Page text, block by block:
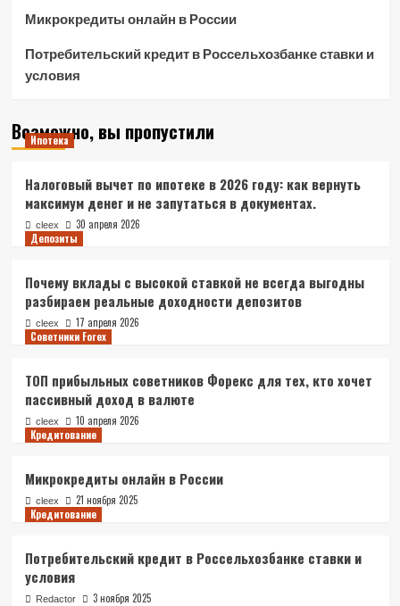
Микрокредиты онлайн в России
Потребительский кредит в Россельхозбанке ставки и
условия
Возможно, вы пропустили
Ипотека
Налоговый вычет по ипотеке в 2026 году: как вернуть
максимум денег и не запутаться в документах.
cleex
30 апреля 2026
Депозиты
Почему вклады с высокой ставкой не всегда выгодны
разбираем реальные доходности депозитов
cleex
17 апреля 2026
Советники Forex
ТОП прибыльных советников Форекс для тех, кто хочет
пассивный доход в валюте
cleex
10 апреля 2026
Кредитование
Микрокредиты онлайн в России
cleex
21 ноября 2025
Кредитование
Потребительский кредит в Россельхозбанке ставки и
условия
Redactor 3 ноября 2025